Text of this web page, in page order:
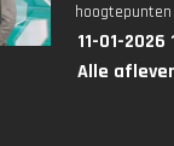
11-01-2026
Alle